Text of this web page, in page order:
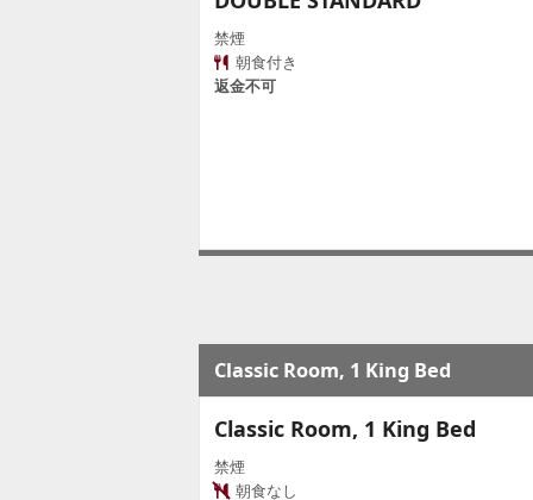
禁煙
朝食付き
返金不可
Classic Room, 1 King Bed
Classic Room, 1 King Bed
禁煙
朝食なし